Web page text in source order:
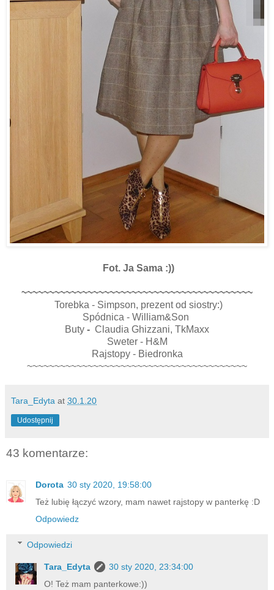
Fot. Ja Sama :))
~~~~~~~~~~~~~~~~~~~~~~~~~~~~~~~~~~~~~~~~~~
Torebka - Simpson, prezent od siostry:)
Spódnica - William&Son
Buty - Claudia Ghizzani, TkMaxx
Sweter - H&M
Rajstopy - Biedronka
~~~~~~~~~~~~~~~~~~~~~~~~~~~~~~~~~~~~~~~~
Tara_Edyta at 30.1.20
Udostępnij
43 komentarze:
Dorota 30 sty 2020, 19:58:00
Też lubię łączyć wzory, mam nawet rajstopy w panterkę :D
Odpowiedz
Odpowiedzi
Tara_Edyta
30 sty 2020, 23:34:00
O! Też mam panterkowe:))